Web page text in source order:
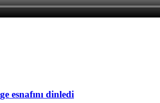
esnafını dinledi